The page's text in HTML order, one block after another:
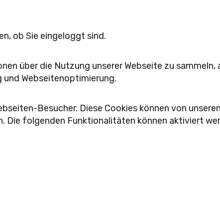
ob Sie eingeloggt sind.
über die Nutzung unserer Webseite zu sammeln,
und Webseitenoptimierung.
Besucher. Diese Cookies können von
Die folgenden Funktionalitäten können aktiviert